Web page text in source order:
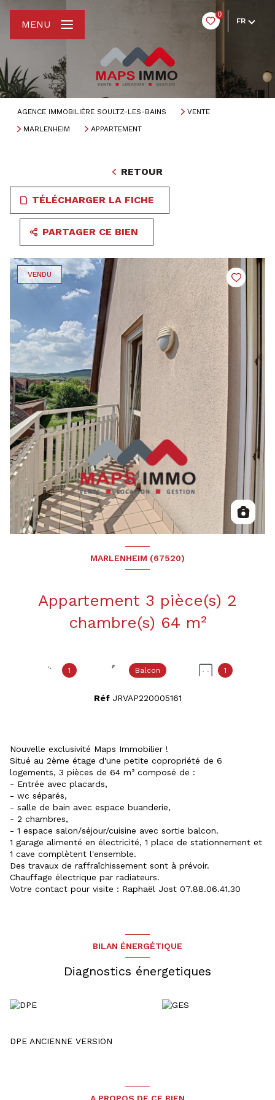
0
FR
MENU
AGENCE IMMOBILIÈRE SOULTZ-LES-BAINS
VENTE
MARLENHEIM
APPARTEMENT
RETOUR
TÉLÉCHARGER LA FICHE
PARTAGER CE BIEN
VENDU
MARLENHEIM (67520)
Appartement 3 pièce(s) 2
chambre(s) 64 m²
1 Balcon 1
Réf JRVAP220005161
Nouvelle exclusivité Maps Immobilier !
Situé au 2ème étage d'une petite copropriété de 6
logements, 3 pièces de 64 m² composé de :
- Entrée avec placards,
- wc séparés,
- salle de bain avec espace buanderie,
- 2 chambres,
- 1 espace salon/séjour/cuisine avec sortie balcon.
1 garage alimenté en électricité, 1 place de stationnement et
1 cave complètent l'ensemble.
Des travaux de raffraîchissement sont à prévoir.
Chauffage électrique par radiateurs.
Votre contact pour visite : Raphaël Jost 07.88.06.41.30
BILAN ÉNERGÉTIQUE
Diagnostics énergetiques
DPE ANCIENNE VERSION